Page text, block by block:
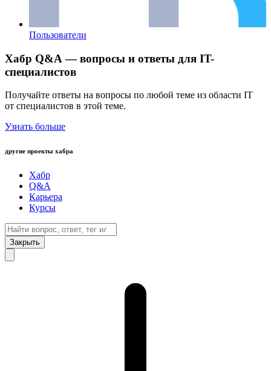
Пользователи
Хабр Q&A — вопросы и ответы для IT-
специалистов
Получайте ответы на вопросы по любой теме из области IT
от специалистов в этой теме.
Узнать больше
другие проекты хабра
Хабр
Q&A
Карьера
Курсы
Закрыть